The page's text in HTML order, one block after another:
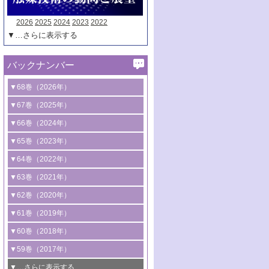
2026 2025 2024 2023 2022
▼…さらに表示する
バックナンバー
▼68巻（2026年）
1号 過酸化水素合成に関する研究動向
2号 コンピューター技術により加速する
触媒開発
3号 有機分子変換やCO 資源化のための
光触媒に関する最近の研究
B号 第137回触媒討論会（2026年）
▼67巻（2025年）
1号 CO
水素化によるグリーン燃料/グリ
ーンケミカル製造
2号 水素製造のための水分解技術に関す
る最近の研究
3号 オレフィン系樹脂の精密合成に関す
る最新技術
4号 アルコール類の効率的変換を実現す
る非貴金属触媒の研究動向
5号 ゼオライトの合成と応用における研
究動向
▼66巻（2024年）
1号 低次元ナノ構造を有する触媒材料
2号 規制反応場を活用した固体触媒研究
の新展開
3号 未踏分子変換を目指した酸化触媒プ
ロセスの最前線
4号 シンクロトロン放射光および中性子
線を利用した触媒解析技術の最先端
5号 単原子触媒
6号 参照触媒委員会からのお知らせ
▼65巻（2023年）
1号 炭素が関わる触媒機能
2号 プラスチックケミカルリサイクルの
ための触媒技術
3号 非酸化物系金属化合物を基盤とした
触媒材料の開発
4号 格子酸素・格子酸素欠陥を利用した
触媒反応
5号 生体触媒によるエネルギー変換反応
▼64巻（2022年）
1号 合成ガス製造とCOを用いるケミカル
ズ合成の最新動向
2号 化学品合成のための合金触媒開発
3号 CO の排出削減および有効活用のた
めの触媒技術
4号 若手による情報発信企画～とびたて
▼63巻（2021年）
1号 金触媒の新展開
2号 ペロブスカイト
3号 特殊反応場を利用した触媒的分子変
換反応
4号 多孔質材料を用いた触媒の新展開
▼62巻（2020年）
1号 触媒設計を拓く欠陥構造のキャラク
タリゼーション
2号 機能化学品製造に資するクリーンな
触媒的酸化反応
▼61巻（2019年）
1号 物質移動制御に着目した触媒プロセ
ス開発
2号 CO2 フリー水素サプライチェーンに
▼60巻（2018年）
1号 固体酸触媒の最新の研究動向
2号 二酸化炭素からの有用化学品合成
▼59巻（2017年）
1号 いたるところに，触媒
▼…さらに表示する